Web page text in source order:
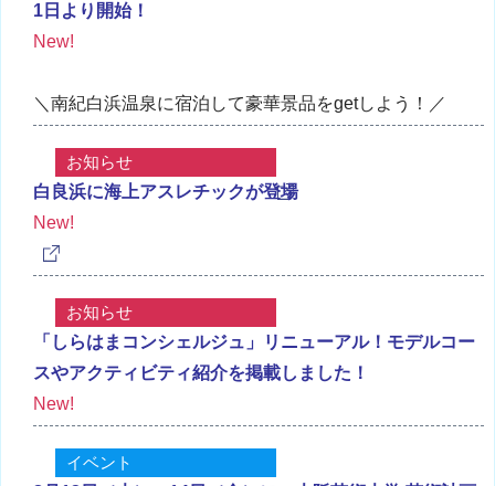
1日より開始！
New!
＼南紀白浜温泉に宿泊して豪華景品をgetしよう！／
お知らせ
白良浜に海上アスレチックが登場
New!
お知らせ
「しらはまコンシェルジュ」リニューアル！モデルコー
スやアクティビティ紹介を掲載しました！
New!
イベント